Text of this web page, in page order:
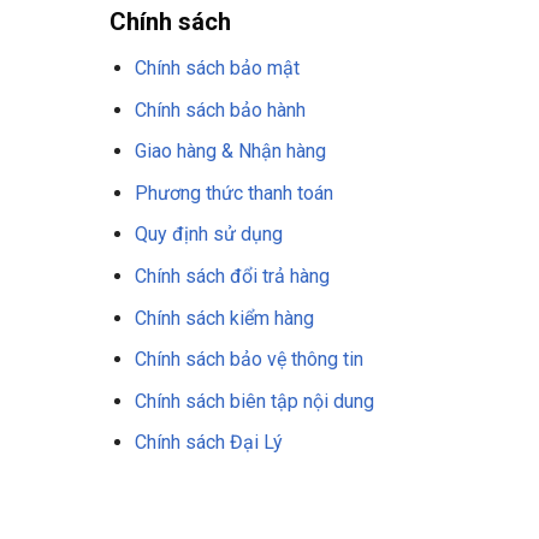
Chính sách
Chính sách bảo mật
Chính sách bảo hành
Giao hàng & Nhận hàng
Phương thức thanh toán
Quy định sử dụng
Chính sách đổi trả hàng
Chính sách kiểm hàng
Chính sách bảo vệ thông tin
Chính sách biên tập nội dung
Chính sách Đại Lý